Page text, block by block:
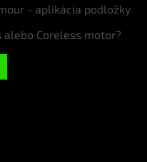
- aplikácia podložky
alebo Coreless motor?